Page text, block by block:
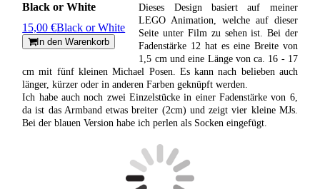
Black or White
15,00 €Black or White
In den Warenkorb
Dieses Design basiert auf meiner
LEGO Animation, welche auf dieser
Seite unter Film zu sehen ist. Bei der
Fadenstärke 12 hat es eine Breite von
1,5 cm und eine Länge von ca. 16 - 17
cm mit fünf kleinen Michael Posen. Es kann nach belieben auch
länger, kürzer oder in anderen Farben geknüpft werden.
Ich habe auch noch zwei Einzelstücke in einer Fadenstärke von 6,
da ist das Armband etwas breiter (2cm) und zeigt vier kleine MJs.
Bei der blauen Version habe ich perlen als Socken eingefügt.